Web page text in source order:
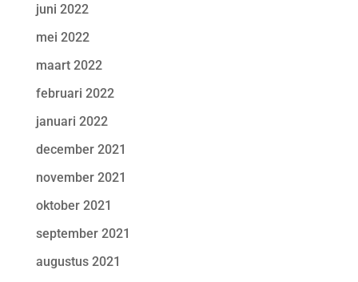
juni 2022
mei 2022
maart 2022
februari 2022
januari 2022
december 2021
november 2021
oktober 2021
september 2021
augustus 2021